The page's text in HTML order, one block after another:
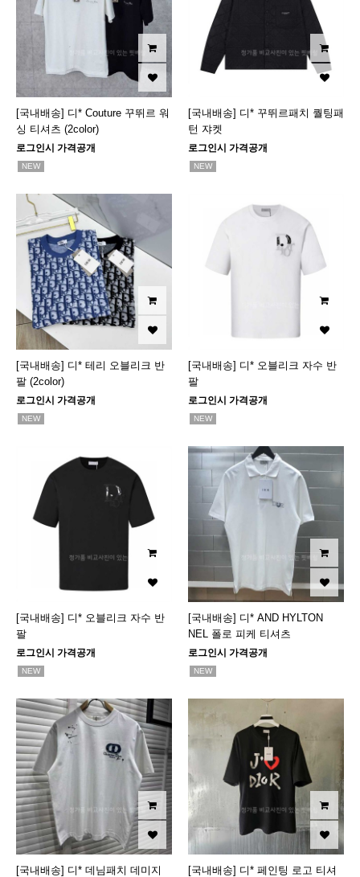
[국내배송] 디* Couture 꾸뛰르 워
싱 티셔츠 (2color)
로그인시 가격공개
NEW
[국내배송] 디* 꾸뛰르패치 퀄팅패
턴 쟈켓
로그인시 가격공개
NEW
[국내배송] 디* 테리 오블리크 반
팔 (2color)
로그인시 가격공개
NEW
[국내배송] 디* 오블리크 자수 반
팔
로그인시 가격공개
NEW
[국내배송] 디* 오블리크 자수 반
팔
로그인시 가격공개
NEW
[국내배송] 디* AND HYLTON
NEL 폴로 피케 티셔츠
로그인시 가격공개
NEW
[국내배송] 디* 데님패치 데미지
[국내배송] 디* 페인팅 로고 티셔